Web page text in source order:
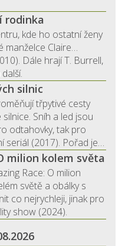
rodinka
kde ho ostatní ženy
manželce Claire…
Dále hrají T. Burrell,
silnic
třpytivé cesty
Sníh a led jsou
odtahovky, tak pro
seriál (2017). Pořad je…
milion kolem světa
Race: O milion
světě a obálky s
co nejrychleji, jinak pro
show (2024).